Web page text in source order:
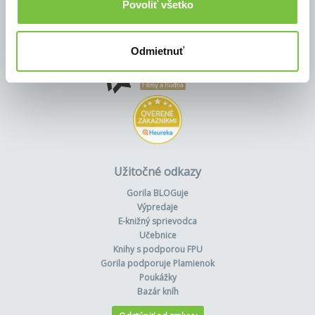
Povoliť všetko
Odmietnuť
Užitočné odkazy
Gorila BLOGuje
Výpredaje
E-knižný sprievodca
Učebnice
Knihy s podporou FPU
Gorila podporuje Plamienok
Poukážky
Bazár kníh